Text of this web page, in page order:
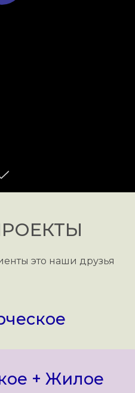
это наши друзья
+ Жилое